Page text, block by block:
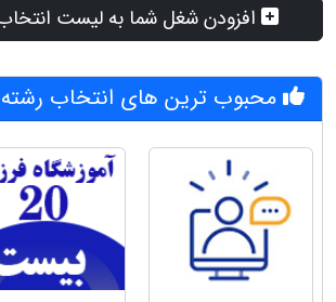
افزودن شغل شما به لیست
محبوب ترین های انتخاب رشته